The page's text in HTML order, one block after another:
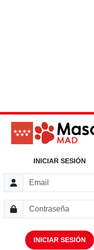
INICIAR SESIÓN
INICIAR SESIÓN